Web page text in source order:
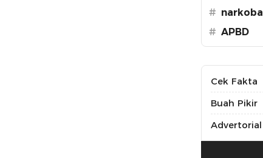
# narkoba
# APBD
Cek Fakta
Buah Pikir
Advertorial